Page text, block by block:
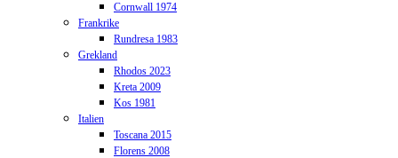
Cornwall 1974
Frankrike
Rundresa 1983
Grekland
Rhodos 2023
Kreta 2009
Kos 1981
Italien
Toscana 2015
Florens 2008